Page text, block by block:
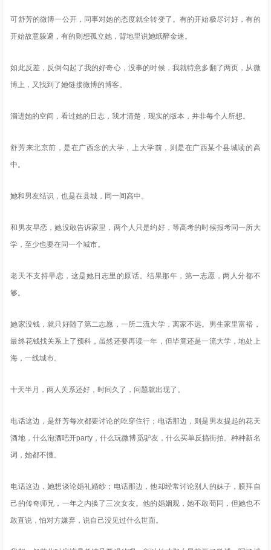
可舒芳的微博一公开，同事对她的态度就全转变了。有的开始极尽讨好，有的
开始故意躲避，有的则想孤立她，背地里说她纸醉金迷。
如此反差，反倒勾起了我的好奇心，没事的时候，我就特意多翻了两页，从微
博上，又找到了她链接微博的博客。
溜进她的空间，看过她的日志，我才清楚，现实的版本，并非每个人所想。
舒芳来北京前，是在广西念的大学，上大学前，则是在广西某个县城读的高
中。
她和男友结识，也是在县城，同一间高中。
和男友早恋，她没敢告诉家里，两个人只是约好，等高考的时候报考同一所大
学，至少也要在同一个城市。
老天不支持早恋，这是她日志里的原话。结果那年，第一志愿，两人分都不
够。
她家没钱，就只好随了第二志愿，一所二流大学，离家不远。男生家里富裕，
最终花钱找关系上了预科，虽然还要再读一年，但毕竟还是一流大学，地处上
海，一线城市。
十天半月，两人关系还好，时间久了，问题就出现了。
电话这边，是舒芳每次都要讨论的吃穿住行；电话那边，则是男友提起的花天
酒地，什么泡酒吧开party，什么玩微博觅驴友，什么买单反搞街拍。种种新名
词，她都不懂。
电话这边，她想谈论婚礼婚纱；电话那边，他却经常讨论别人的妹子，膜拜自
己的传奇师兄，一年之内换了三次女友。他的婚姻观，她不敢苟同，但她也不
敢直说，怕对方嫌弃，说自己没见过什么世面。